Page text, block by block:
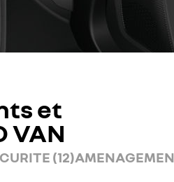
et
VAN
(12)